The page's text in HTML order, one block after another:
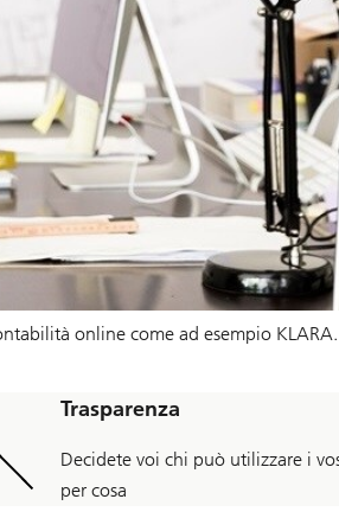
online come ad esempio KLARA.
Trasparenza
Decidete voi chi può utilizzare i
per cosa